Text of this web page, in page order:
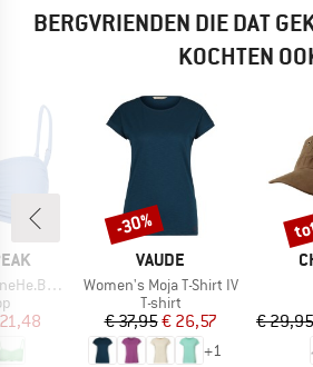
BERGVRIENDEN DIE DAT
KOCHTEN
Top
prijs
MERK
VAUDE
Artikel
Women's Moja T-Shirt IV
Productgroep
T-shirt
Prijs
€ 37,95Verlaagde prijs
€ 26,57
+1
Korting
-30%
€ 29,95